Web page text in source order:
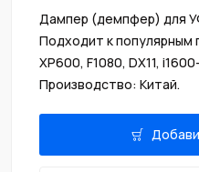
Дампер (демпфер) для
Подходит к популярным
XP600, F1080, DX11,
Производство: Китай.